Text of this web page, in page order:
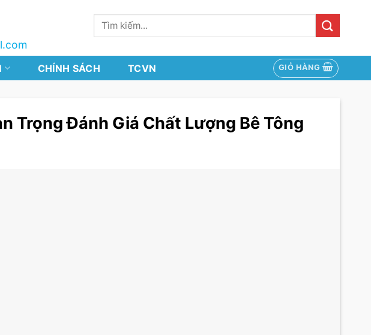
Tìm
kiếm:
CHÍNH SÁCH TCVN GIỎ HÀNG
Trọng Đánh Giá Chất Lượng Bê Tông